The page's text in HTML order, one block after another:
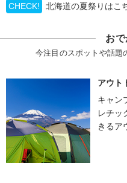
CHECK! 北海道の夏祭りはこ
お
今注目のスポットや話題
アウト
キャン
レチッ
きるア